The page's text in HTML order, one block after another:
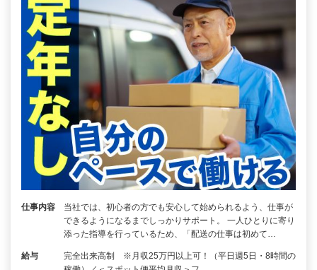
仕事内容
当社では、初心者の方でも安心して始められるよう、仕事が
できるようになるまでしっかりサポート。 一人ひとりに寄り
添った指導を行っているため、「配送の仕事は初めて…
給与
完全出来高制 ※月収25万円以上可！（平日週5日・8時間の